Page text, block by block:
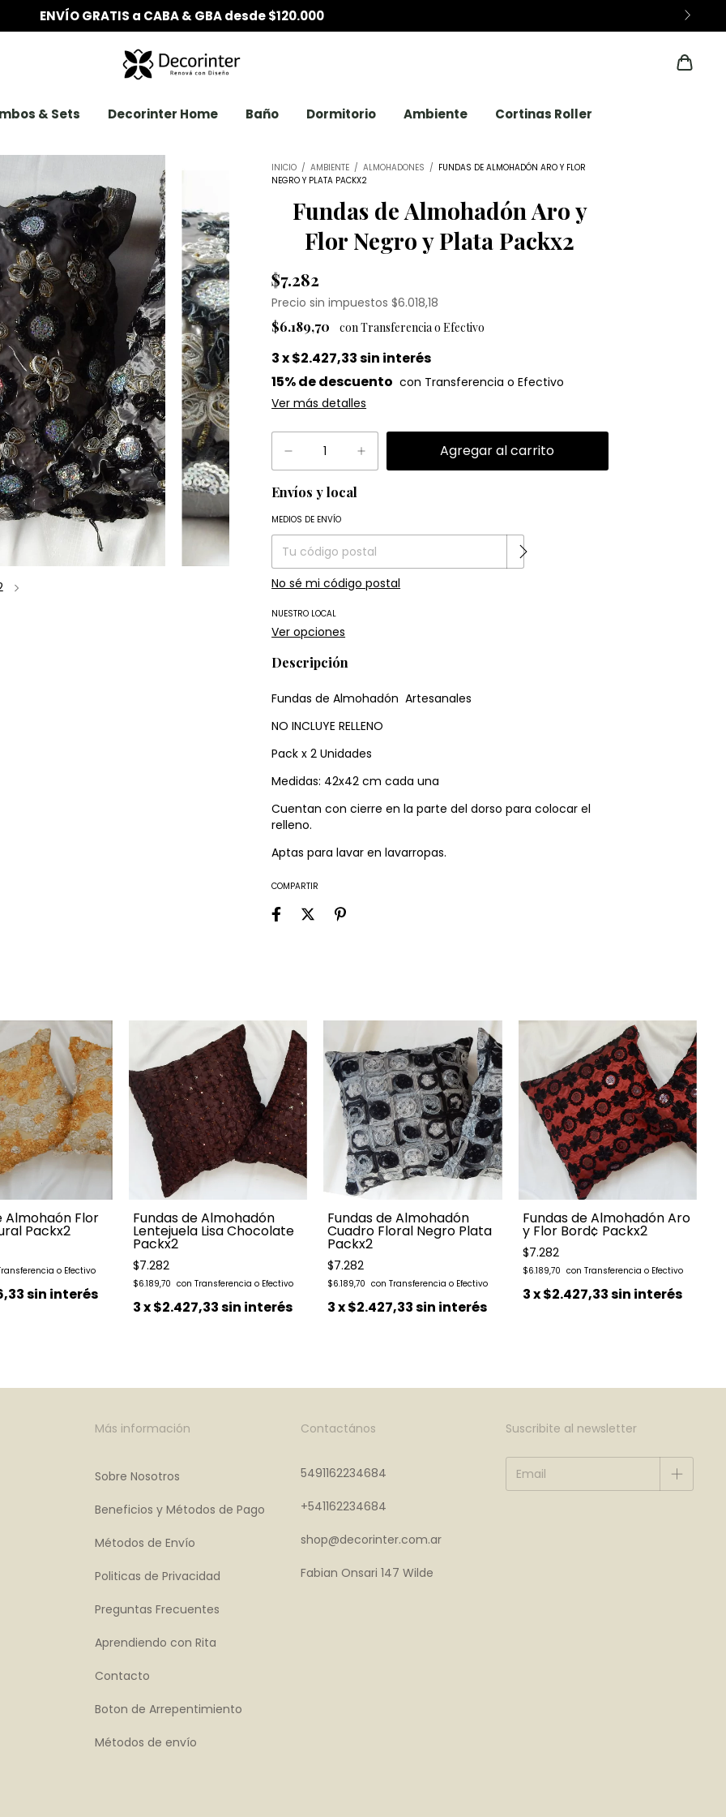
6 CUOTAS SIN INTERÉS desde $200.000
& Sets Decorinter Home Baño Dormitorio Ambiente Cortinas Roller
INICIO / AMBIENTE / ALMOHADONES / FUNDAS DE ALMOHADÓN ARO Y FLOR
NEGRO Y PLATA PACKX2
Fundas de Almohadón Aro y
Flor Negro y Plata Packx2
$7.282
Precio sin impuestos$6.018,18
$6.189,70
3x$2.427,33sin interés
15% de descuento
Ver más detalles
Envíos y local
Entregas para el CP:
MEDIOS DE ENVÍO
No sé mi código postal
NUESTRO LOCAL
Ver opciones
Descripción
Fundas de Almohadón Artesanales
NO INCLUYE RELLENO
Pack x 2 Unidades
Medidas: 42x42 cm cada una
Cuentan con cierre en la parte del dorso para colocar el
relleno.
Aptas para lavar en lavarropas.
COMPARTIR
Almohaón Flor
Packx2
sin interés
Fundas de Almohadón
Lentejuela Lisa Chocolate
Packx2
$7.282
$6.189,70
3x$2.427,33sin interés
Fundas de Almohadón
Cuadro Floral Negro Plata
Packx2
$7.282
$6.189,70
3x$2.427,33sin interés
Fundas de Almohadón Aro
y Flor Bord¢ Packx2
$7.282
$6.189,70
3x$2.427,33sin interés
Más información
Sobre Nosotros
Beneficios y Métodos de Pago
Métodos de Envío
Politicas de Privacidad
Preguntas Frecuentes
Aprendiendo con Rita
Contacto
Boton de Arrepentimiento
Métodos de envío
Contactános
5491162234684
+541162234684
shop@decorinter.com.ar
Fabian Onsari 147 Wilde
Suscribite al newsletter